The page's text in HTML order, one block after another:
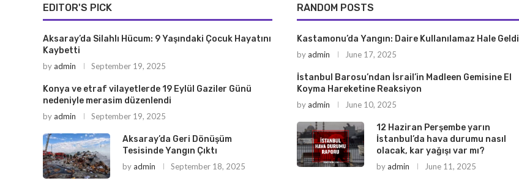
EDITOR'S PICK
Aksaray’da Silahlı Hücum: 9 Yaşındaki Çocuk Hayatını
Kaybetti
byadmin September 19, 2025
Konya ve etraf vilayetlerde 19 Eylül Gaziler Günü
nedeniyle merasim düzenlendi
byadmin September 19, 2025
Aksaray’da Geri Dönüşüm
Tesisinde Yangın Çıktı
byadmin September 18, 2025
RANDOM POSTS
Kastamonu’da Yangın: Daire Kullanılamaz Hale Geldi
byadmin June 17, 2025
İstanbul Barosu’ndan İsrail’in Madleen Gemisine El
Koyma Hareketine Reaksiyon
byadmin June 10, 2025
12 Haziran Perşembe yarın
İstanbul’da hava durumu nasıl
olacak, kar yağışı var mı?
byadmin June 11, 2025